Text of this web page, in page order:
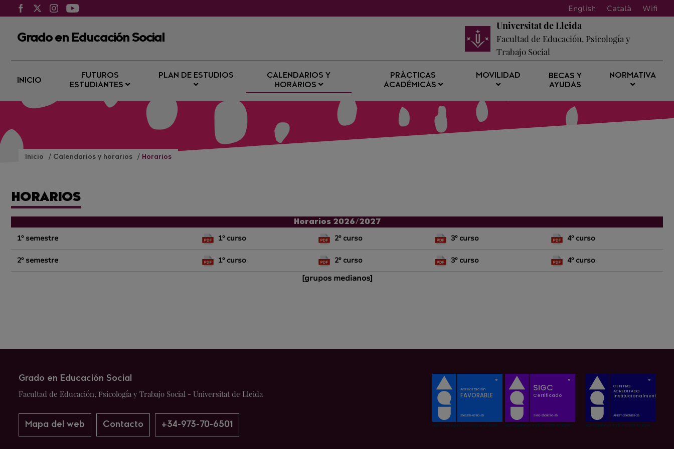
English Català Wifi
Grado en Educación Social
Universitat de Lleida
Facultad de Educación, Psicología y
Trabajo Social
INICIO
FUTUROS
ESTUDIANTES
PLAN DE ESTUDIOS
CALENDARIOS Y
HORARIOS
PRÁCTICAS
ACADÉMICAS
MOVILIDAD
BECAS Y
AYUDAS
NORMATIVA
Inicio Calendarios y horarios Horarios
HORARIOS
Horarios 2026/2027
1º semestre 1º curso 2º curso 3º curso 4º curso
2º semestre 1º curso 2º curso 3º curso 4º curso
[grupos medianos]
Grado en Educación Social
Facultad de Educación, Psicología y Trabajo Social - Universitat de Lleida
Mapa del web Contacto +34-973-70-6501